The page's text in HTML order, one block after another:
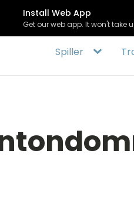
Spiller